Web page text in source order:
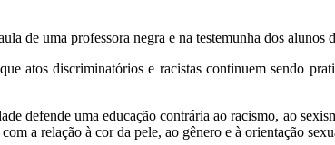
de uma professora negra e na testemunha dos alunos
atos discriminatórios e racistas continuem sendo
defende uma educação contrária ao racismo, ao
a relação à cor da pele, ao gênero e à orientação